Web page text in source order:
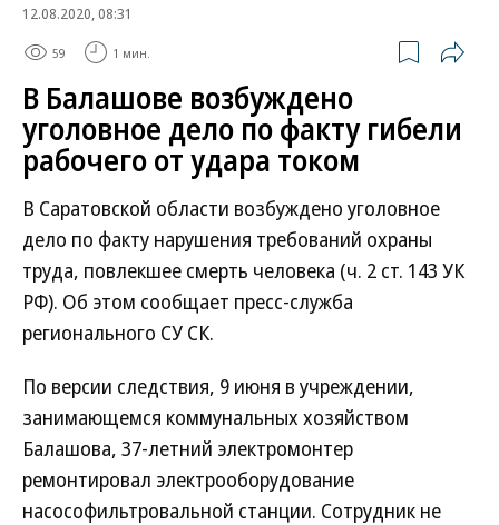
12.08.2020, 08:31
59 1 мин.
В Балашове возбуждено
уголовное дело по факту гибели
рабочего от удара током
В Саратовской области возбуждено уголовное
дело по факту нарушения требований охраны
труда, повлекшее смерть человека (ч. 2 ст. 143 УК
РФ). Об этом сообщает пресс-служба
регионального СУ СК.
По версии следствия, 9 июня в учреждении,
занимающемся коммунальных хозяйством
Балашова, 37-летний электромонтер
ремонтировал электрооборудование
насософильтровальной станции. Сотрудник не